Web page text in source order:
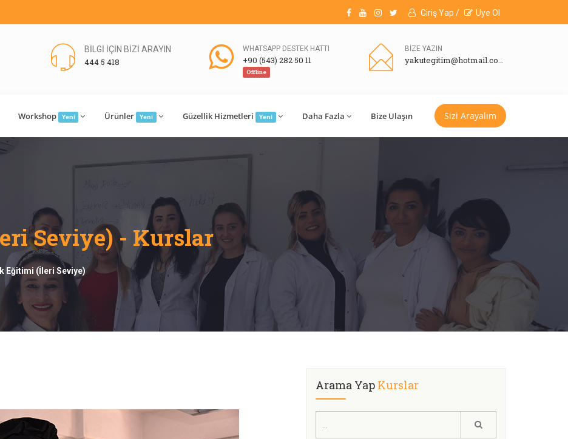
Giriş Yap / Üye Ol
BİLGİ İÇİN BİZİ ARAYIN
444 5 418
WHATSAPP DESTEK HATTI
+90 (543) 282 50 11
Offline
BİZE YAZIN
yakutegitim@hotmail.com
Workshop Yeni Ürünler Yeni Güzellik Hizmetleri Yeni Daha Fazla Bize Ulaşın Sizi Arayalım
Seviye) - Kurslar
Eğitimi (İleri Seviye)
Arama Yap Kurslar